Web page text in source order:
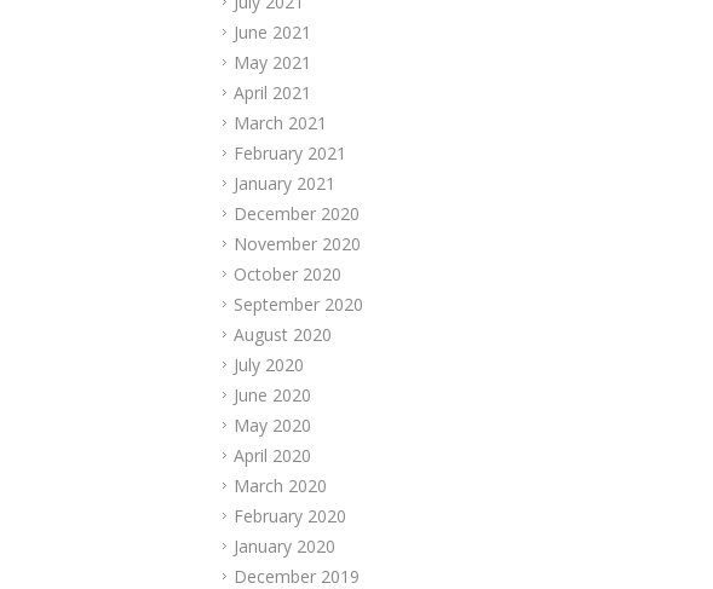
June 2021
May 2021
April 2021
March 2021
February 2021
January 2021
December 2020
November 2020
October 2020
September 2020
August 2020
July 2020
June 2020
May 2020
April 2020
March 2020
February 2020
January 2020
December 2019